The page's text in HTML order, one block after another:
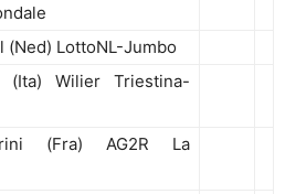
(Ned) LottoNL-Jumbo
(Ita) Wilier Triestina-
(Fra) AG2R La